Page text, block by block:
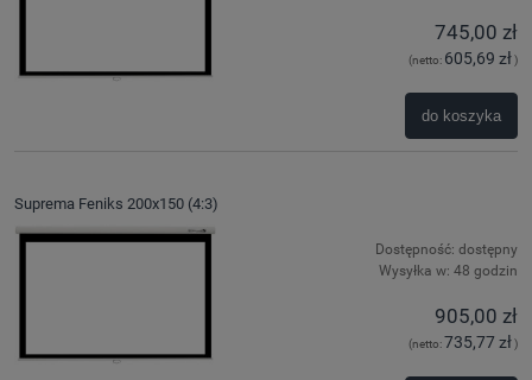
745,00 zł
(netto: 605,69 zł )
do koszyka
Suprema Feniks 200x150 (4:3)
Dostępność: dostępny
Wysyłka w: 48 godzin
905,00 zł
(netto:735,77 zł)